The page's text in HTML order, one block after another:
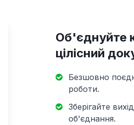
Об'єднуйте
цілісний
Безшовно
роботи.
Зберігайте
об'єднання.